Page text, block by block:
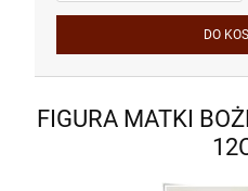
DO
FIGURA MATKI